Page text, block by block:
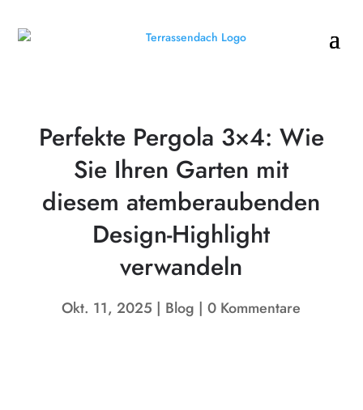
Perfekte Pergola 3×4: Wie
Sie Ihren Garten mit
diesem atemberaubenden
Design-Highlight
verwandeln
Okt. 11, 2025 Blog 0 Kommentare